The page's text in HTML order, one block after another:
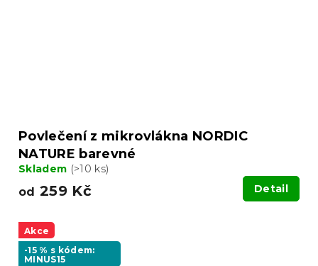
Povlečení z mikrovlákna NORDIC
NATURE barevné
Skladem (>10 ks)
od 259 Kč Detail
Akce
-15 % s kódem:
MINUS15